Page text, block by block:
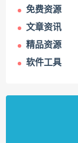
免费资源
文章资讯
精品资源
软件工具